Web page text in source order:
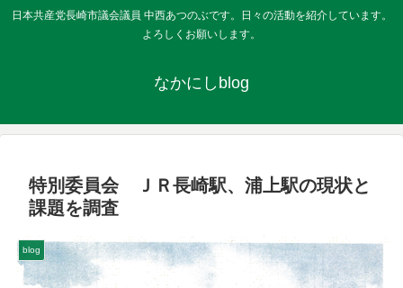
日本共産党長崎市議会議員 中西あつのぶです。日々の活動を紹介しています。
よろしくお願いします。
なかにしblog
特別委員会 ＪＲ長崎駅、浦上駅の現状と
課題を調査
blog